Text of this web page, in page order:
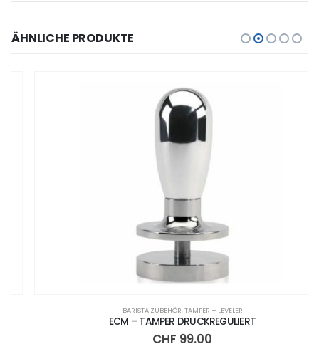
ÄHNLICHE PRODUKTE
BARISTA ZUBEHÖR,TAMPER + LEVELER
ECM – TAMPER DRUCKREGULIERT
CHF99.00